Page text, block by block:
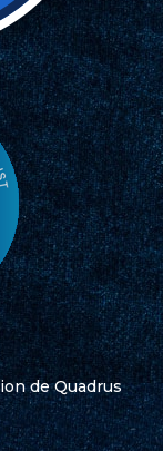
de Quadrus